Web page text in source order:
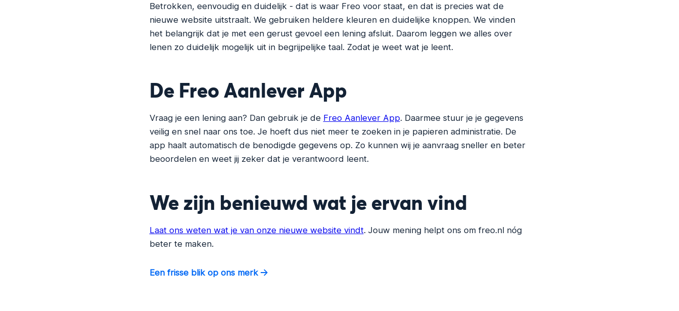
Betrokken, eenvoudig en duidelijk - dat is waar Freo voor staat, en dat is precies wat de
nieuwe website uitstraalt. We gebruiken heldere kleuren en duidelijke knoppen. We vinden
het belangrijk dat je met een gerust gevoel een lening afsluit. Daarom leggen we alles over
lenen zo duidelijk mogelijk uit in begrijpelijke taal. Zodat je weet wat je leent.
De Freo Aanlever App
Vraag je een lening aan? Dan gebruik je de Freo Aanlever App. Daarmee stuur je je gegevens
veilig en snel naar ons toe. Je hoeft dus niet meer te zoeken in je papieren administratie. De
app haalt automatisch de benodigde gegevens op. Zo kunnen wij je aanvraag sneller en beter
beoordelen en weet jij zeker dat je verantwoord leent.
We zijn benieuwd wat je ervan vind
Laat ons weten wat je van onze nieuwe website vindt. Jouw mening helpt ons om freo.nl nóg
beter te maken.
Een frisse blik op ons merk